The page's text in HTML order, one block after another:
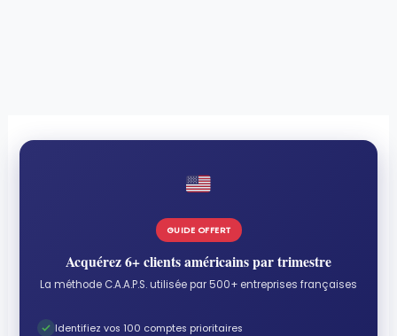
GUIDE OFFERT
Acquérez 6+ clients américains par trimestre
La méthode C.A.A.P.S. utilisée par 500+ entreprises françaises
Identifiez vos 100 comptes prioritaires